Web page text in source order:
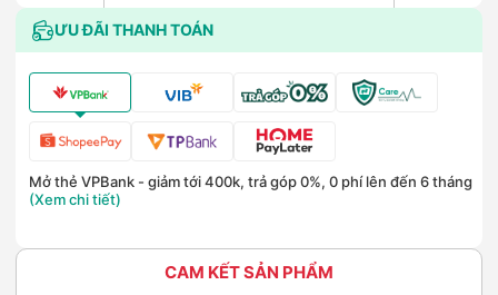
ƯU ĐÃI THANH TOÁN
Mở thẻ VPBank - giảm tới 400k, trả góp 0%, 0 phí lên đến 6 tháng
(Xem chi tiết)
CAM KẾT SẢN PHẨM